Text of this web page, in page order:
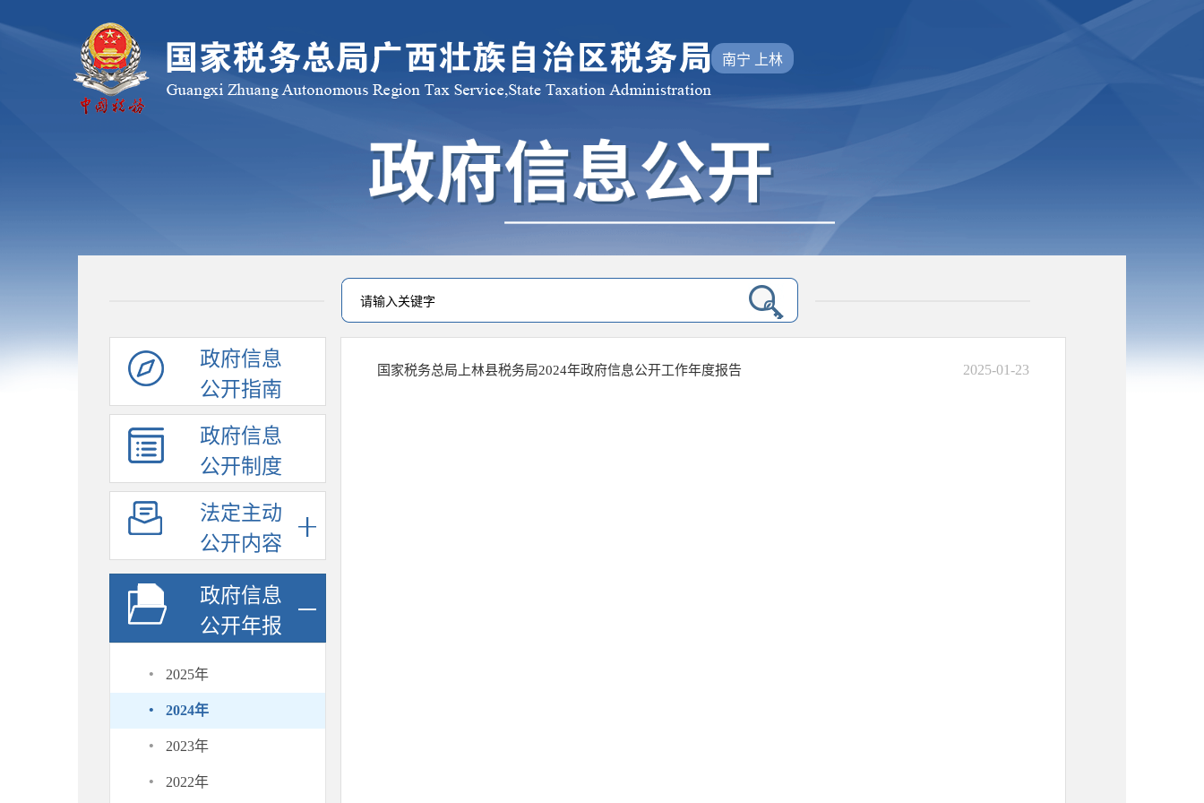
南宁 上林
政府信息
公开指南
政府信息
公开制度
法定主动
公开内容
政府信息
公开年报
· 2025年
· 2024年
· 2023年
· 2022年
国家税务总局上林县税务局2024年政府信息公开工作年度报告 2025-01-23